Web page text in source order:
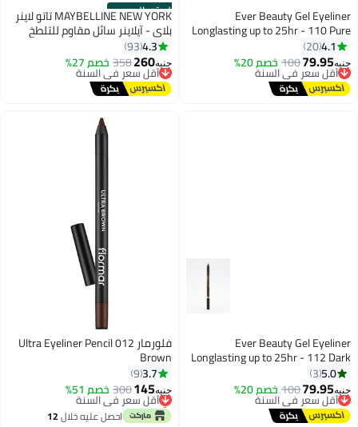
6
Ever Beauty Gel Eyeliner
Longlasting up to 25hr - 110 Pure
Blue
4.1
20
جنيه79.95
100 خصم 20%
أقل سعر في السنة
توصيل مجاني
أقل سعر في السنة
الستور الرسمي
6
MAYBELLINE NEW YORK تاتو لاينر
بلاي - آيلاينر سائل مقاوم للتلطخ
ويدوم طويلاً ومقاوم للماء
4.3
93
جنيه260
358 خصم 27%
أقل سعر في السنة
توصيل مجاني
أقل سعر في السنة
Ever Beauty Gel Eyeliner
Longlasting up to 25hr - 112 Dark
Brown
5.0
3
جنيه79.95
100 خصم 20%
أقل سعر في السنة
توصيل مجاني
أقل سعر في السنة
فلورمار Ultra Eyeliner Pencil 012
Brown
3.7
9
جنيه145
300 خصم 51%
أقل سعر في السنة
باقي 1 وحدات في المخزون
أقل سعر في السنة
احصل عليه خلال12